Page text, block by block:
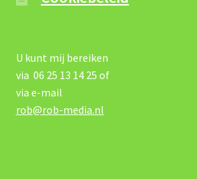
U kunt mij bereiken
via 06 25 13 14 25 of
via e-mail
rob@rob-media.nl